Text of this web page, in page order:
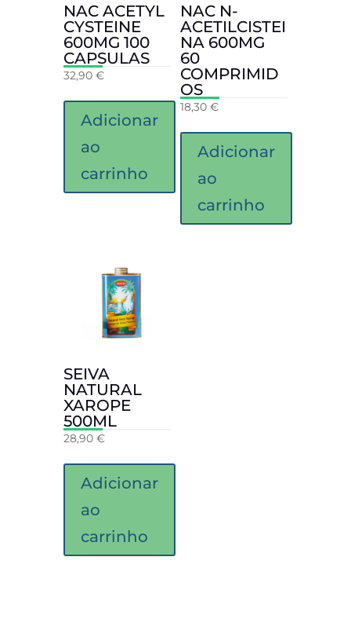
NAC ACETYL
CYSTEINE
600MG 100
CAPSULAS
32,90 €
Adicionar
ao
carrinho
NAC N-
ACETILCISTEI
NA 600MG
60
COMPRIMID
OS
18,30 €
Adicionar
ao
carrinho
SEIVA
NATURAL
XAROPE
500ML
28,90 €
Adicionar
ao
carrinho